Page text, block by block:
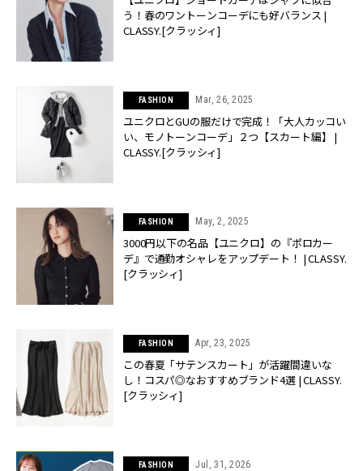
う！春のワントーンコーデにも好バランス |
CLASSY.[クラッシィ]
FASHION Mar, 26, 2025
ユニクロとGUの服だけで完成！「大人カッコい
い、モノトーンコーデ」２つ【スカート編】 |
CLASSY.[クラッシィ]
FASHION May, 2, 2025
3000円以下の名品【ユニクロ】の『ポロカー
デ』で通勤オシャレをアップデート！ | CLASSY.
[クラッシィ]
FASHION Apr, 23, 2025
この春夏「サテンスカート」が活躍間違いな
し！コスパ◎なおすすめブランド4選 | CLASSY.
[クラッシィ]
FASHION Jul, 31, 2026